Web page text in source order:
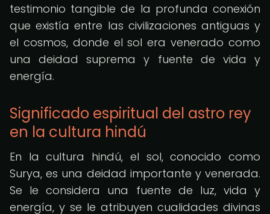
testimonio tangible de la profunda conexión
que existía entre las civilizaciones antiguas y
el cosmos, donde el sol era venerado como
una deidad suprema y fuente de vida y
energía.
Significado espiritual del astro rey
en la cultura hindú
En la cultura hindú, el sol, conocido como
Surya, es una deidad importante y venerada.
Se le considera una fuente de luz, vida y
energía, y se le atribuyen cualidades divinas